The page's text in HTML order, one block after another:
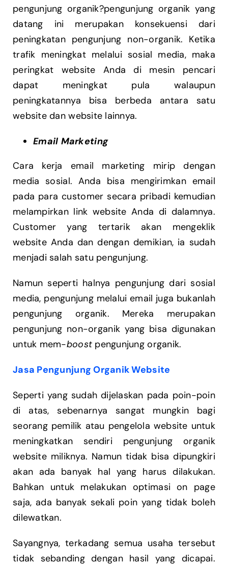
pengunjung organik?pengunjung organik yang
datang ini merupakan konsekuensi dari
peningkatan pengunjung non-organik. Ketika
trafik meningkat melalui sosial media, maka
peringkat website Anda di mesin pencari
dapat meningkat pula walaupun
peningkatannya bisa berbeda antara satu
website dan website lainnya.
Email Marketing
Cara kerja email marketing mirip dengan
media sosial. Anda bisa mengirimkan email
pada para customer secara pribadi kemudian
melampirkan link website Anda di dalamnya.
Customer yang tertarik akan mengeklik
website Anda dan dengan demikian, ia sudah
menjadi salah satu pengunjung.
Namun seperti halnya pengunjung dari sosial
media, pengunjung melalui email juga bukanlah
pengunjung organik. Mereka merupakan
pengunjung non-organik yang bisa digunakan
untuk mem-boost pengunjung organik.
Jasa Pengunjung Organik Website
Seperti yang sudah dijelaskan pada poin-poin
di atas, sebenarnya sangat mungkin bagi
seorang pemilik atau pengelola website untuk
meningkatkan sendiri pengunjung organik
website miliknya. Namun tidak bisa dipungkiri
akan ada banyak hal yang harus dilakukan.
Bahkan untuk melakukan optimasi on page
saja, ada banyak sekali poin yang tidak boleh
dilewatkan.
Sayangnya, terkadang semua usaha tersebut
tidak sebanding dengan hasil yang dicapai.